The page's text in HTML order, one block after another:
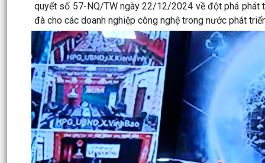
quyết số 57-NQ/TW ngày 22/12/2024 về đột phá phát
đà cho các doanh nghiệp công nghệ trong nước phát